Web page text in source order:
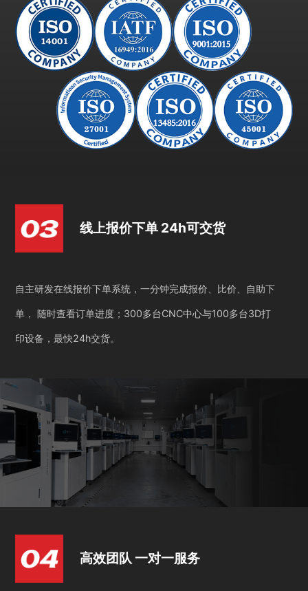
线上报价下单 24h可交货
自主研发在线报价下单系统，一分钟完成报价、比价、自助下
单， 随时查看订单进度；300多台CNC中心与100多台3D打
印设备，最快24h交货。
高效团队 一对一服务